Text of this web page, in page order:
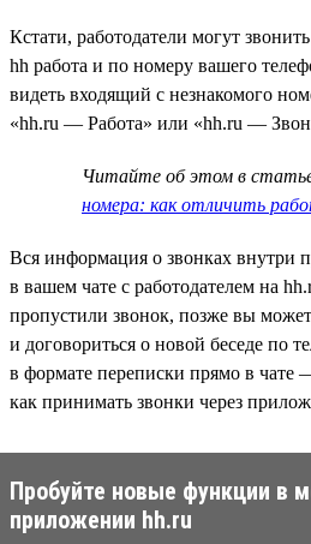
Кстати, работодатели могут
hh работа и по номеру вашего
видеть входящий с незнакомого
«hh.ru — Работа» или «hh.ru —
Читайте об этом в
номера: как отличить
Вся информация о звонках внутри
в вашем чате с работодателем на
пропустили звонок, позже вы
и договориться о новой беседе по
в формате переписки прямо в чате
как принимать звонки через
Пробуйте новые функции в
приложении hh.ru